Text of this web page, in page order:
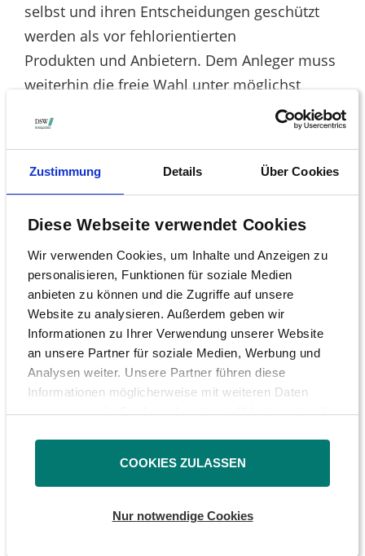
Zustimmung Details Über Cookies
Diese Webseite verwendet Cookies
Wir verwenden Cookies, um Inhalte und Anzeigen zu
personalisieren, Funktionen für soziale Medien
anbieten zu können und die Zugriffe auf unsere
Website zu analysieren. Außerdem geben wir
Informationen zu Ihrer Verwendung unserer Website
an unsere Partner für soziale Medien, Werbung und
Analysen weiter. Unsere Partner führen diese
Informationen möglicherweise mit weiteren Daten
zusammen, die Sie ihnen bereitgestellt haben oder die
COOKIES ZULASSEN
Nur notwendige Cookies
selbst und ihren Entscheidungen geschützt
werden als vor fehlorientierten
Produkten und Anbietern. Dem Anleger muss
weiterhin die freie Wahl unter möglichst
Anspruch vermag der vorliegende
Die vollständige Stellungnahme der DSW
können Sie hier herunterladen.
DSW-Depotcheck 2026